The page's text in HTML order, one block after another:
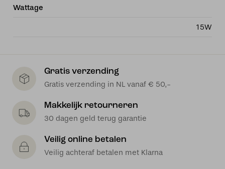
Wattage
15W
Gratis verzending
Gratis verzending in NL vanaf € 50,-
Makkelijk retourneren
30 dagen geld terug garantie
Veilig online betalen
Veilig achteraf betalen met Klarna